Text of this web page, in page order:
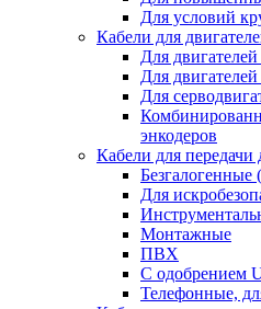
Для условий
Кабели для
Для
Для
Для
энкодеров
Кабели для передачи
Безгалогенные
Для
Монтажные
ПВХ
С одобрением
Телефонные,